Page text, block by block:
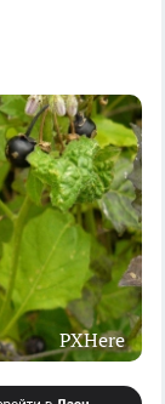
PXHere